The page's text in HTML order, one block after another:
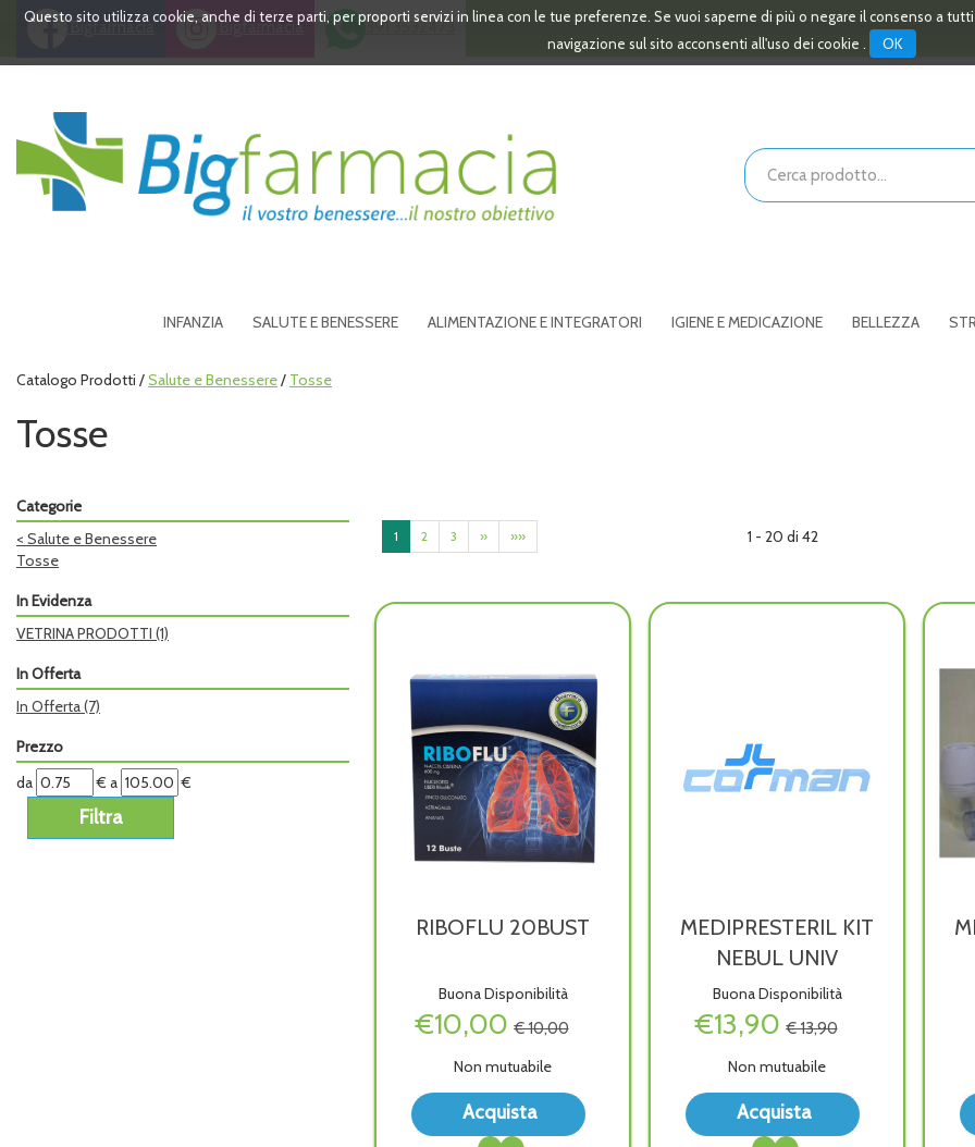
PassaQuesto sito utilizza cookie, anche di terze parti, per proporti servizi in linea con le tue preferenze. Se vuoi saperne di più o negare il consenso a
navigazione sul sito acconsenti all'uso dei cookie .
OK
Bigfarmacia Bigfarmacia 391 3532473
Bigfarmacia
Cerca
Prodotto
INFANZIA SALUTE E BENESSERE ALIMENTAZIONE E INTEGRATORI IGIENE E MEDICAZIONE BELLEZZA
Catalogo Prodotti /Salute e Benessere/ Tosse
Tosse
Categorie
< Salute e Benessere
Tosse
In Evidenza
VETRINA PRODOTTI (1)
In Offerta
In Offerta(7)
Prezzo
filtra
da
da € filtra
a
a €
1 2 3 » »» 1 - 20 di 42
RIBOFLU 20BUST
Buona Disponibilità
€10,00 € 10,00
Non mutuabile
Acquista
Acquista RIBOFLU
Acquista RIBOFLU
MEDIPRESTERIL KIT
NEBUL UNIV
Buona Disponibilità
€13,90 € 13,90
Non mutuabile
Acquista
Acquista MEDIPRESTERIL
Acquista